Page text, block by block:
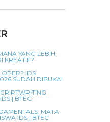
YANG LEBIH
KREATIF?
IDS
SUDAH DIBUKA!
| BTEC
MATA
IDS | BTEC